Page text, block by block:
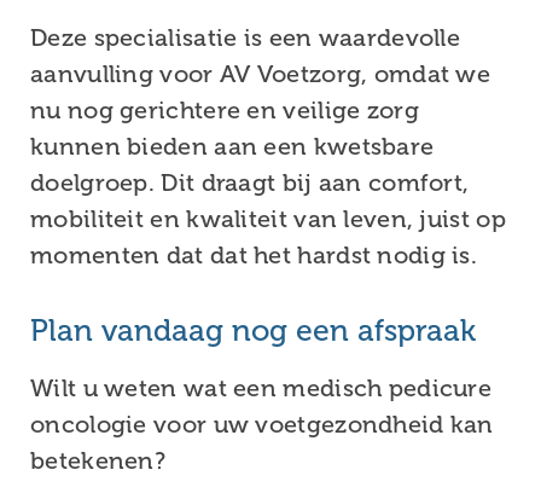
Deze specialisatie is een waardevolle
aanvulling voor AV Voetzorg, omdat we
nu nog gerichtere en veilige zorg
kunnen bieden aan een kwetsbare
doelgroep. Dit draagt bij aan comfort,
mobiliteit en kwaliteit van leven, juist op
momenten dat dat het hardst nodig is.
Plan vandaag nog een afspraak
Wilt u weten wat een medisch pedicure
oncologie voor uw voetgezondheid kan
betekenen?